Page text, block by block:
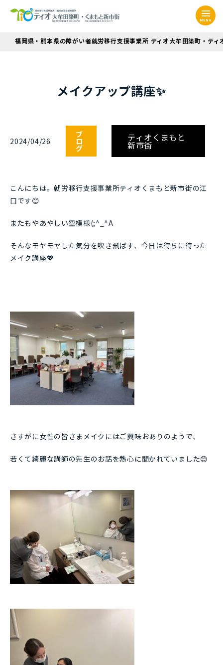
MENU
福岡県・熊本県の障がい者就労移行支援事業所 ティオ大牟田築町・ティ
メイクアップ講座✨
2024/04/26
ブ
ロ
グ
ティオくまもと
新市街
こんにちは。就労移行支援事業所ティオくまもと新市街の江
口です😊
またもやあやしい空模様(;^_^A
そんなモヤモヤした気分を吹き飛ばす、今日は待ちに待った
メイク講座💖
さすがに女性の皆さまメイクにはご興味おありのようで、
若くて綺麗な講師の先生のお話を熱心に聞かれていました😊